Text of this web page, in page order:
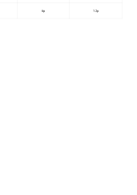
6p 12p